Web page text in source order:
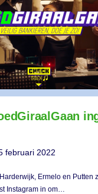
februari 2022
Ermelo en Putten
Instagram in om…